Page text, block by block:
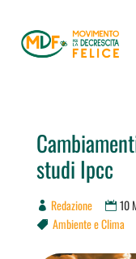
studi Ipcc
Redazione 10
 Ambiente e Clima